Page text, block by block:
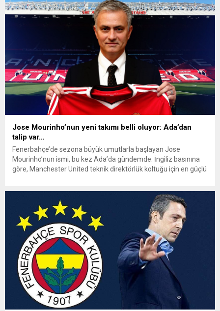
Arena’da oynandı. Maça hızlı başlayan Monaco, 13-4’lük bir
üstünlük kurarak erken...
Jose Mourinho’nun yeni takımı belli oluyor: Ada’dan
talip var…
Fenerbahçe’de sezona büyük umutlarla başlayan Jose
Mourinho’nun ismi, bu kez Ada’da gündemde. İngiliz basınına
göre, Manchester United teknik direktörlük koltuğu için en güçlü
Sezon sonunda yolların ayrılabileceği konuşulurken, İngiliz
bahis siteleri yerine geçebilecek favori ismi Jose...